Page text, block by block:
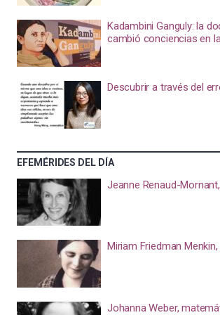
Kadambini Ganguly: la
cambió conciencias en
Descubrir a través del
EFEMÉRIDES DEL DÍA
Jeanne Renaud-
Miriam Friedman
Johanna Weber,